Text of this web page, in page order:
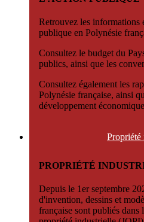
Retrouvez les informations
publique en Polynésie
Consultez le budget du
publics, ainsi que les
Consultez également les
Polynésie française, ainsi
développement
Propriété
PROPRIÉTÉ
Depuis le 1er septembre
d'invention, dessins et
française sont publiés